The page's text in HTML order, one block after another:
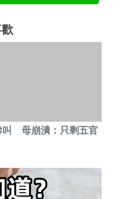
叫 母崩潰：只剩五官